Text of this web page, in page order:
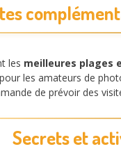
les meilleures plages
les amateurs de
de prévoir des
Secrets et